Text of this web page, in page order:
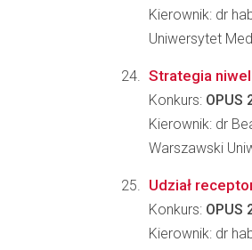
Kierownik: dr
Uniwersytet
Strategia
Konkurs: OPUS
Kierownik: dr
Warszawski
Udział
Konkurs: OPUS
Kierownik: dr